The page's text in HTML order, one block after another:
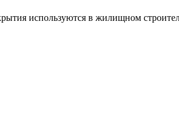
используются в жилищном